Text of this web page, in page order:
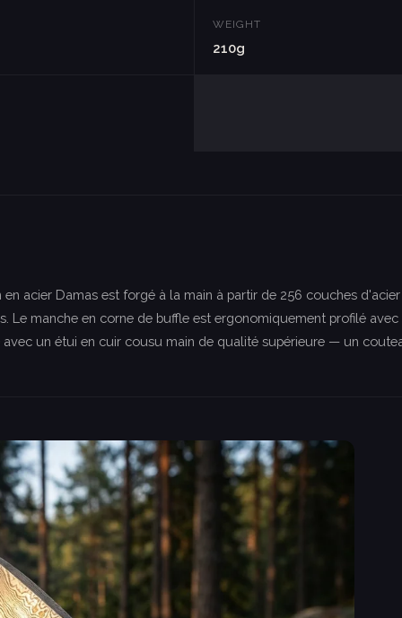
WEIGHT
210g
en acier Damas est forgé à la main à partir de 256 couches
Le manche en corne de buffle est ergonomiquement profilé
un étui en cuir cousu main de qualité supérieure — un